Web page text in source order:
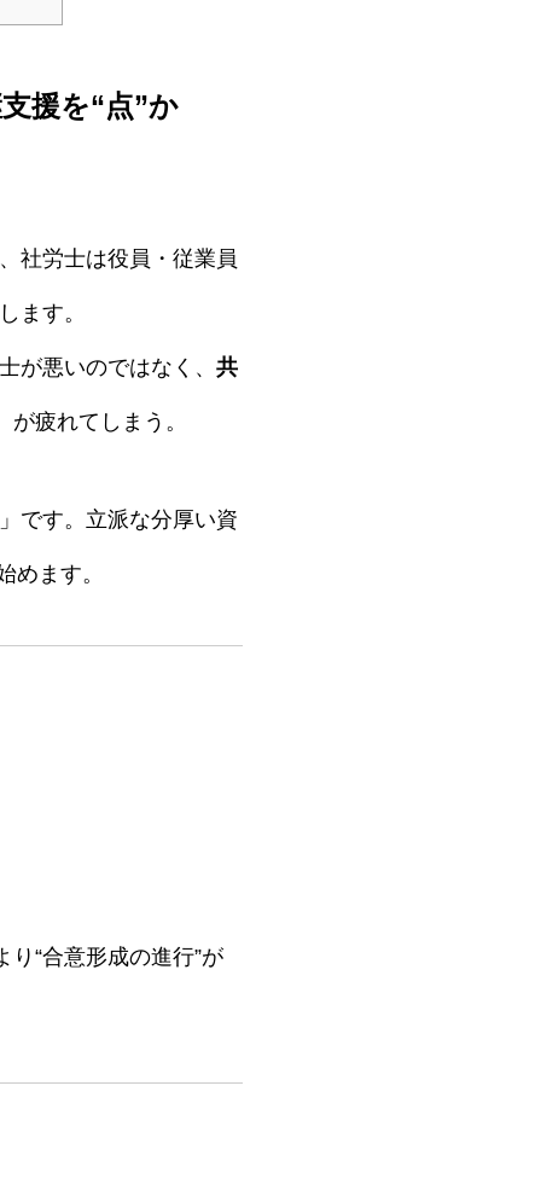
援を“点”か
社労士は役員・従業員
ます。
が悪いのではなく、 共
疲れてしまう。
です。立派な分厚い資
めます。
“合意形成の進行”が